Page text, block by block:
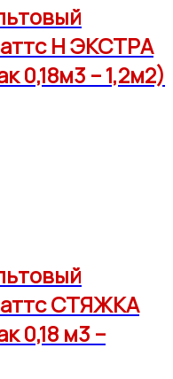
Н ЭКСТРА
0,18м3 – 1,2м2)
СТЯЖКА
0,18 м3 –